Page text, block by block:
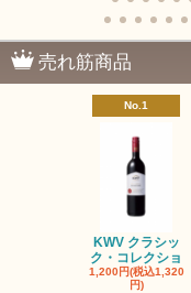
売れ筋商品
No.1
KWV クラシッ
ク・コレクショ
1,200円(税込1,320
円)